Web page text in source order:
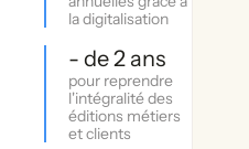
la digitalisation
- de 2 ans
pour reprendre
l'intégralité des
éditions métiers
et clients